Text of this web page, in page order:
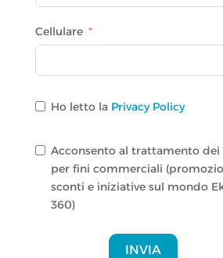
Cellulare
Ho letto la Privacy Policy
Acconsento al trattamento dei
per fini commerciali
sconti e iniziative sul mondo
360)
INVIA